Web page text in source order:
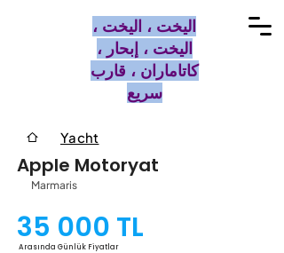
اليخت ، اليخت ،
اليخت ، إبحار ،
كاتاماران ، قارب
سريع
Yacht
Apple Motoryat
Marmaris
Arasında Günlük Fiyatlar
35 000 TL